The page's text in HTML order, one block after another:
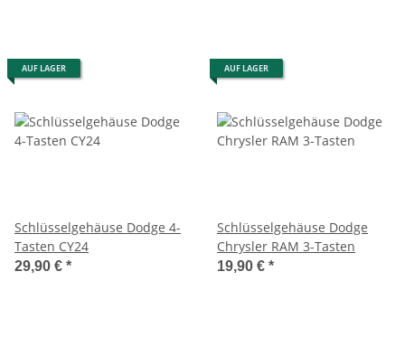
AUF LAGER
Schlüsselgehäuse Dodge 4-
Tasten CY24
29,90 € *
AUF LAGER
Schlüsselgehäuse Dodge
Chrysler RAM 3-Tasten
19,90 € *